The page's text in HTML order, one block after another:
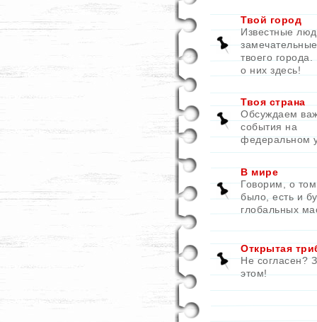
Твой город
Известные
твоего
о них здесь!
Твоя страна
Обсуждаем
события на
федеральном
В мире
Говорим, о
было, есть и
глобальных
Открытая
Не согласен?
этом!